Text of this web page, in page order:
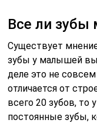
Все ли зубы
Существует
зубы у малышей
деле это не
отличается от
всего 20 зубов, то
постоянные зубы,